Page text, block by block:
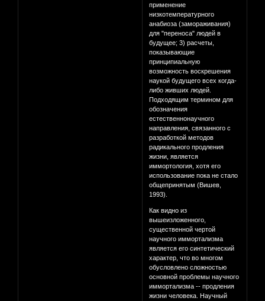
применение
низкотемпературного
анабиоза (замораживания)
для "переноса" людей в
будущее; 3) расчеты,
показывающие
принципиальную
возможность воскрешения
наукой будущего всех когда-
либо живших людей.
Подходящим термином для
обозначения
естественнонаучного
направления, связанного с
разработкой методов
радикального продления
жизни, является
иммортология, хотя его
использование пока не стало
общепринятым (Вишев,
1993).
Как видно из
вышеизложенного,
существенной чертой
научного иммортализма
является его синтетический
характер, что во многом
обусловлено сложностью
основной проблемы научного
иммортализма -- продления
жизни человека. Научный